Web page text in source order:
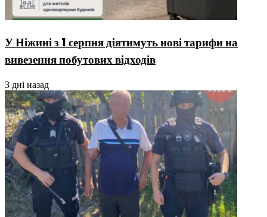
У Ніжині з 1 серпня діятимуть нові тарифи на
вивезення побутових відходів
3 дні назад